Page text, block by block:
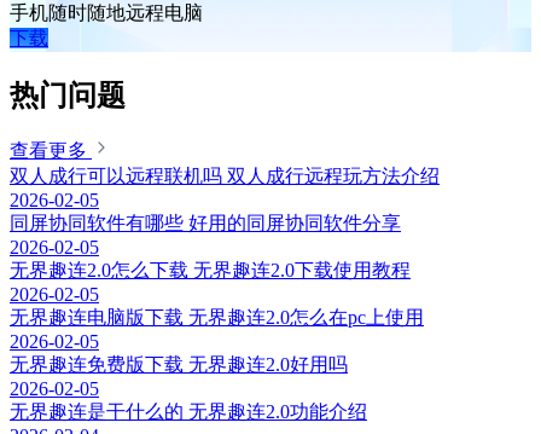
手机随时随地远程电脑
下载
热门问题
查看更多
双人成行可以远程联机吗 双人成行远程玩方法介绍
2026-02-05
同屏协同软件有哪些 好用的同屏协同软件分享
2026-02-05
无界趣连2.0怎么下载 无界趣连2.0下载使用教程
2026-02-05
无界趣连电脑版下载 无界趣连2.0怎么在pc上使用
2026-02-05
无界趣连免费版下载 无界趣连2.0好用吗
2026-02-05
无界趣连是干什么的 无界趣连2.0功能介绍